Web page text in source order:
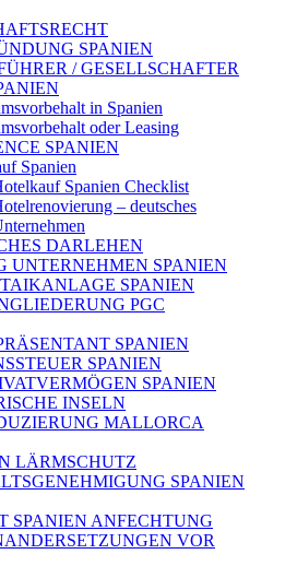
SPANIEN
/ GESELLSCHAFTER
in Spanien
oder Leasing
SPANIEN
Spanien
Spanien Checklist
– deutsches
DARLEHEN
UNTERNEHMEN SPANIEN
SPANIEN
PGC
SPANIEN
SPANIEN
SPANIEN
INSELN
MALLORCA
LÄRMSCHUTZ
SPANIEN
SPANIEN ANFECHTUNG
VOR